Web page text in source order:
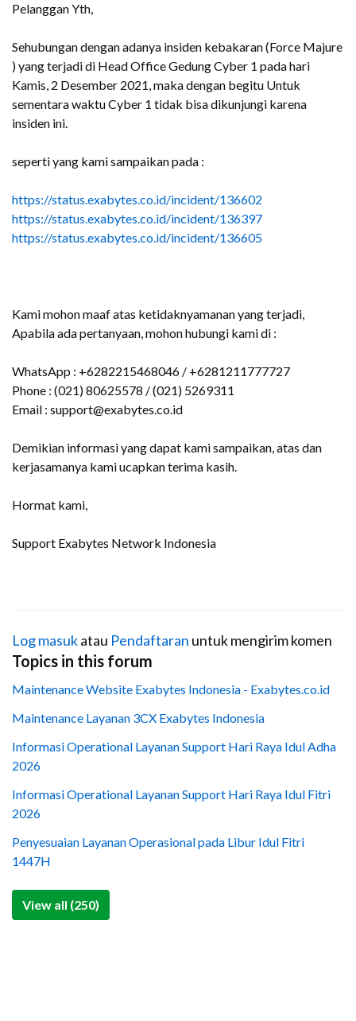
Pelanggan Yth,
Sehubungan dengan adanya insiden kebakaran (Force Majure
) yang terjadi di Head Office Gedung Cyber 1 pada hari
Kamis, 2 Desember 2021, maka dengan begitu Untuk
sementara waktu Cyber 1 tidak bisa dikunjungi karena
insiden ini.
seperti yang kami sampaikan pada :
https://status.exabytes.co.id/incident/136602
https://status.exabytes.co.id/incident/136397
https://status.exabytes.co.id/incident/136605
Kami mohon maaf atas ketidaknyamanan yang terjadi,
Apabila ada pertanyaan, mohon hubungi kami di :
WhatsApp : +6282215468046 / +6281211777727
Phone : (021) 80625578 / (021) 5269311
Email : support@exabytes.co.id
Demikian informasi yang dapat kami sampaikan, atas dan
kerjasamanya kami ucapkan terima kasih.
Hormat kami,
Support Exabytes Network Indonesia
Log masukatau Pendaftaran untuk mengirim komen
Topics in this forum
Maintenance Website Exabytes Indonesia - Exabytes.co.id
Maintenance Layanan 3CX Exabytes Indonesia
Informasi Operational Layanan Support Hari Raya Idul Adha
2026
Informasi Operational Layanan Support Hari Raya Idul Fitri
2026
Penyesuaian Layanan Operasional pada Libur Idul Fitri
1447H
View all (250)